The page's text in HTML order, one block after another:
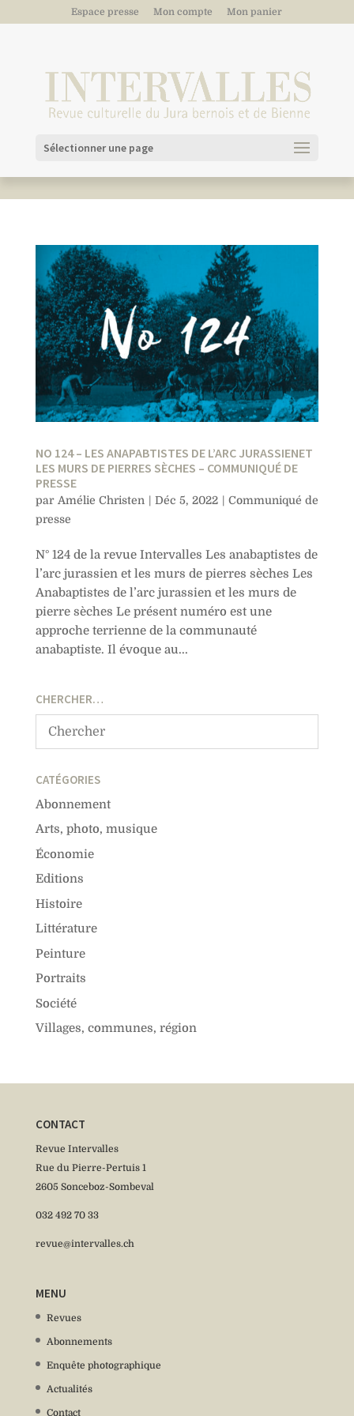
Espace presse Mon compte Mon panier
Sélectionner une page
NO 124 – LES ANAPABTISTES DE L’ARC JURASSIENET
LES MURS DE PIERRES SÈCHES – COMMUNIQUÉ DE
PRESSE
par Amélie Christen | Déc 5, 2022 | Communiqué de
presse
N° 124 de la revue Intervalles Les anabaptistes de
l’arc jurassien et les murs de pierres sèches Les
Anabaptistes de l’arc jurassien et les murs de
pierre sèches Le présent numéro est une
approche terrienne de la communauté
anabaptiste. Il évoque au...
CHERCHER…
CATÉGORIES
Abonnement
Arts, photo, musique
Économie
Editions
Histoire
Littérature
Peinture
Portraits
Société
Villages, communes, région
CONTACT
Revue Intervalles
Rue du Pierre-Pertuis 1
2605 Sonceboz-Sombeval
032 492 70 33
revue@intervalles.ch
MENU
Revues
Abonnements
Enquête photographique
Actualités
Contact